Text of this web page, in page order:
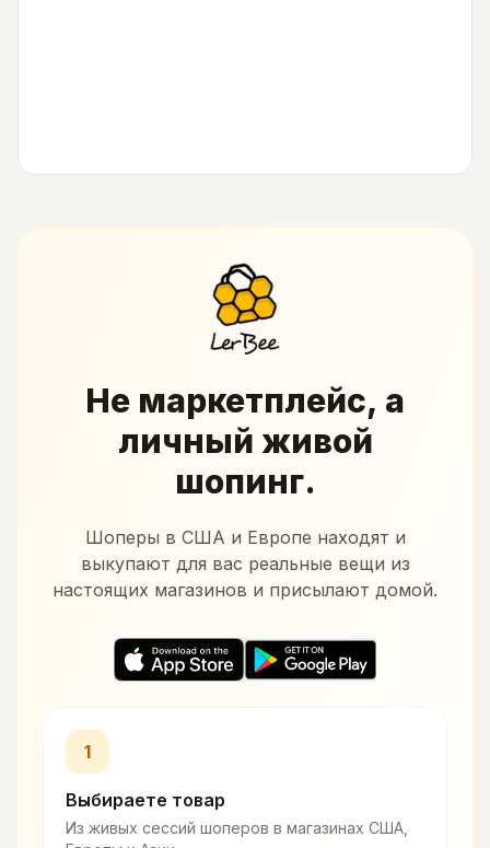
Не маркетплейс, а
личный живой
шопинг.
Шоперы в США и Европе находят и
выкупают для вас реальные вещи из
настоящих магазинов и присылают домой.
1
Выбираете товар
Из живых сессий шоперов в магазинах США,